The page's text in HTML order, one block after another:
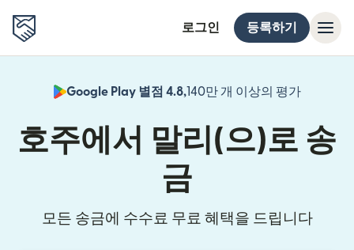
로그인 등록하기
Google Play 별점 4.8,140만 개 이상의 평가
호주에서 말리(으)로 송
금
모든 송금에 수수료 무료 혜택을 드립니다